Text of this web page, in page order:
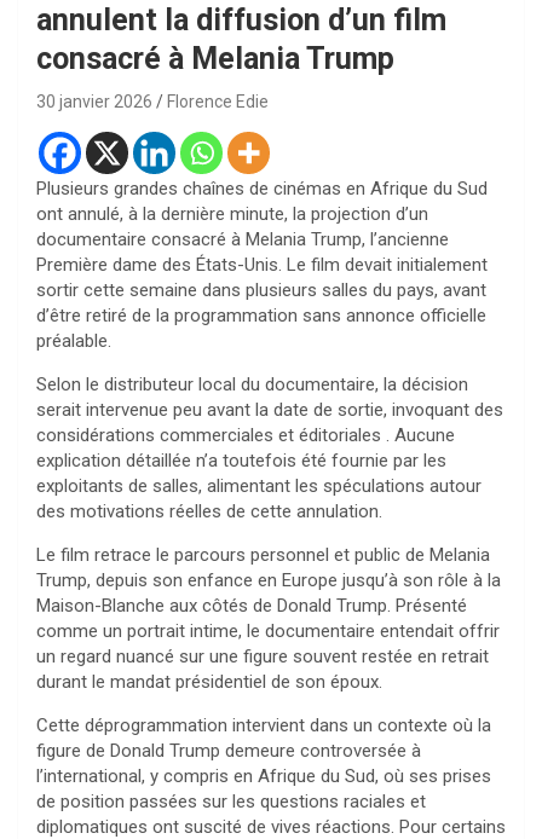
annulent la diffusion d’un film
consacré à Melania Trump
30 janvier 2026 Florence Edie
Plusieurs grandes chaînes de cinémas en Afrique du Sud
ont annulé, à la dernière minute, la projection d’un
documentaire consacré à Melania Trump, l’ancienne
Première dame des États-Unis. Le film devait initialement
sortir cette semaine dans plusieurs salles du pays, avant
d’être retiré de la programmation sans annonce officielle
préalable.
Selon le distributeur local du documentaire, la décision
serait intervenue peu avant la date de sortie, invoquant des
considérations commerciales et éditoriales . Aucune
explication détaillée n’a toutefois été fournie par les
exploitants de salles, alimentant les spéculations autour
des motivations réelles de cette annulation.
Le film retrace le parcours personnel et public de Melania
Trump, depuis son enfance en Europe jusqu’à son rôle à la
Maison-Blanche aux côtés de Donald Trump. Présenté
comme un portrait intime, le documentaire entendait offrir
un regard nuancé sur une figure souvent restée en retrait
durant le mandat présidentiel de son époux.
Cette déprogrammation intervient dans un contexte où la
figure de Donald Trump demeure controversée à
l’international, y compris en Afrique du Sud, où ses prises
de position passées sur les questions raciales et
diplomatiques ont suscité de vives réactions. Pour certains